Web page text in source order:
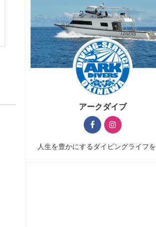
アークダイブ
人生を豊かにするダイビングライフを